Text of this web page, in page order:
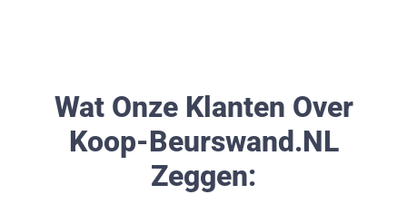
Wat Onze Klanten Over
Koop-Beurswand.nL
Zeggen: